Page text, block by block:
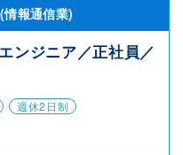
報通信業)
ンジニア／正社員／
週休2日制